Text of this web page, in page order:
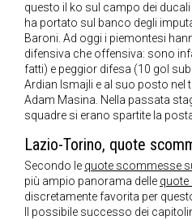
questo il ko sul campo dei
ha portato sul banco degli
Baroni. Ad oggi i piemontesi
difensiva che offensiva: sono
fatti) e peggior difesa (10 gol
Ardian Ismajli e al suo posto nel
Adam Masina. Nella passata
squadre si erano spartite la
Lazio-Torino, quote
Secondo le quote scommesse
più ampio panorama delle quote
discretamente favorita per
Il possibile successo dei